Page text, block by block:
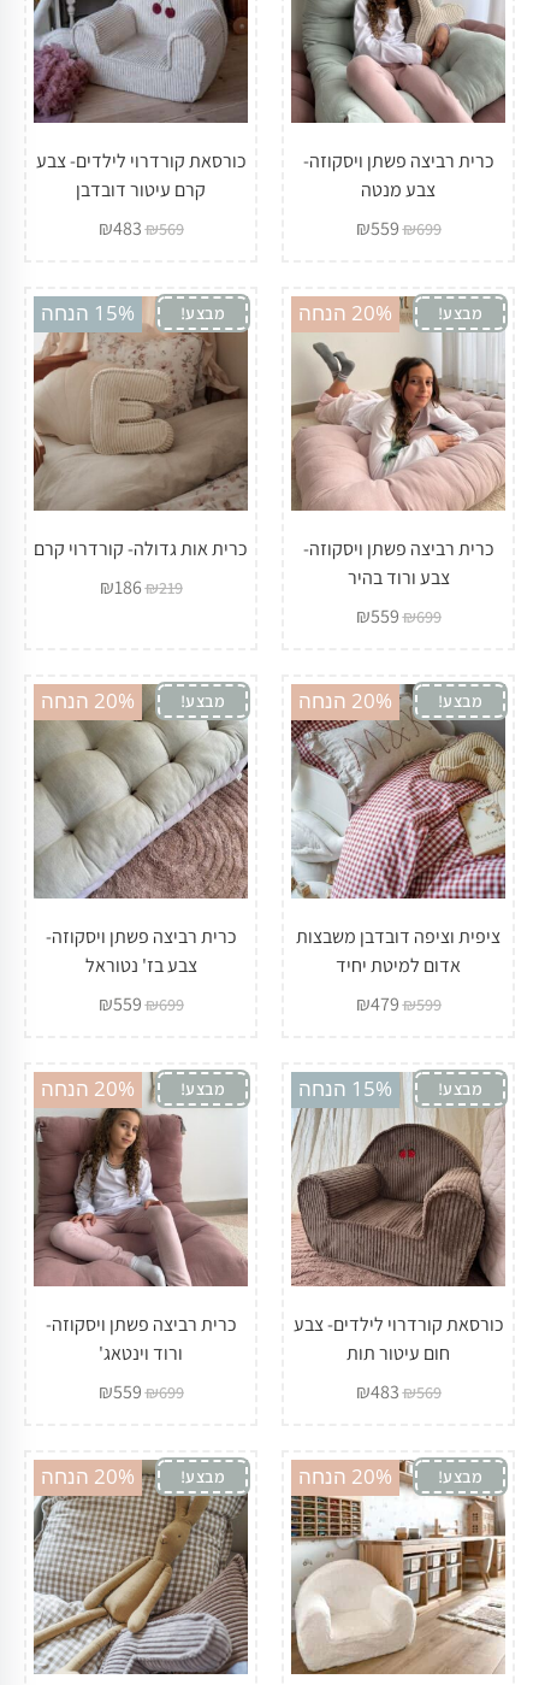
כרית רביצה פשתן ויסקוזה-
צבע מנטה
₪699
₪559
כורסאת קורדרוי לילדים- צבע
קרם עיטור דובדבן
₪569
₪483
20% הנחה מבצע!
כרית רביצה פשתן ויסקוזה-
צבע ורוד בהיר
₪699
₪559
15% הנחה מבצע!
כרית אות גדולה- קורדרוי קרם
₪219
₪186
20% הנחה מבצע!
ציפית וציפה דובדבן משבצות
אדום למיטת יחיד
₪599
₪479
20% הנחה מבצע!
כרית רביצה פשתן ויסקוזה-
צבע בז' נטוראל
₪699
₪559
15% הנחה מבצע!
כורסאת קורדרוי לילדים- צבע
חום עיטור תות
₪569
₪483
20% הנחה מבצע!
כרית רביצה פשתן ויסקוזה-
ורוד וינטאג'
₪699
₪559
20% הנחה מבצע! 20% הנחה מבצע!